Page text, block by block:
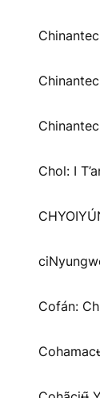
Chol: I
Cofán: